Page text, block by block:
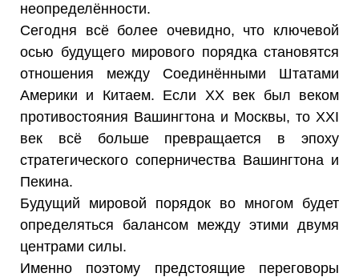
неопределённости.
Сегодня всё более очевидно, что ключевой
осью будущего мирового порядка становятся
отношения между Соединёнными Штатами
Америки и Китаем. Если XX век был веком
противостояния Вашингтона и Москвы, то XXI
век всё больше превращается в эпоху
стратегического соперничества Вашингтона и
Пекина.
Будущий мировой порядок во многом будет
определяться балансом между этими двумя
центрами силы.
Именно поэтому предстоящие переговоры